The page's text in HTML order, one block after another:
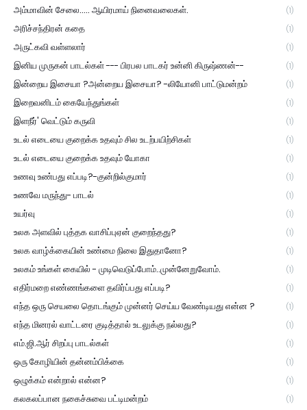
அம்மாவின் சேலை..... ஆயிரமாய் நினைவலைகள். (1)
அரிச்சந்திரன் கதை (1)
அருட்கவி வள்ளலார் (1)
இனிய முருகன் பாடல்கள் --- பிரபல பாடகர் உன்னி கிருஷ்ணன்-- (1)
இன்றைய இசையா ?அன்றைய இசையா? -லியோனி பாட்டுமன்றம் (1)
இறைவனிடம் கையேந்துங்கள் (1)
இளநீர்' வெட்டும் கருவி (1)
உடல் எடையை குறைக்க உதவும் சில உடற்பயிற்சிகள் (1)
உடல் எடையை குறைக்க உதவும் யோகா (1)
உணவு உண்பது எப்படி?-குன்றில்குமார் (1)
உணவே மருந்து- பாடல் (1)
உயர்வு (1)
உலக அளவில் புத்தக வாசிப்புஏன் குறைந்தது? (1)
உலக வாழ்க்கையின் உண்மை நிலை இதுதானோ? (1)
உலகம் உங்கள் கையில் - முடிவெடுப்போம்..முன்னேறுவோம். (1)
எதிர்மறை எண்ணங்களை தவிர்ப்பது எப்படி? (1)
எந்த ஒரு செயலை தொடங்கும் முன்னர் செய்ய வேண்டியது என்ன ? (1)
எந்த மினரல் வாட்டரை குடித்தால் உடலுக்கு நல்லது? (1)
எம்.ஜி.ஆர் சிறப்பு பாடல்கள் (1)
ஒரு கோழியின் தன்னம்பிக்கை (1)
ஒழுக்கம் என்றால் என்ன? (1)
கலகலப்பான நகைச்சுவை பட்டிமன்றம் (1)